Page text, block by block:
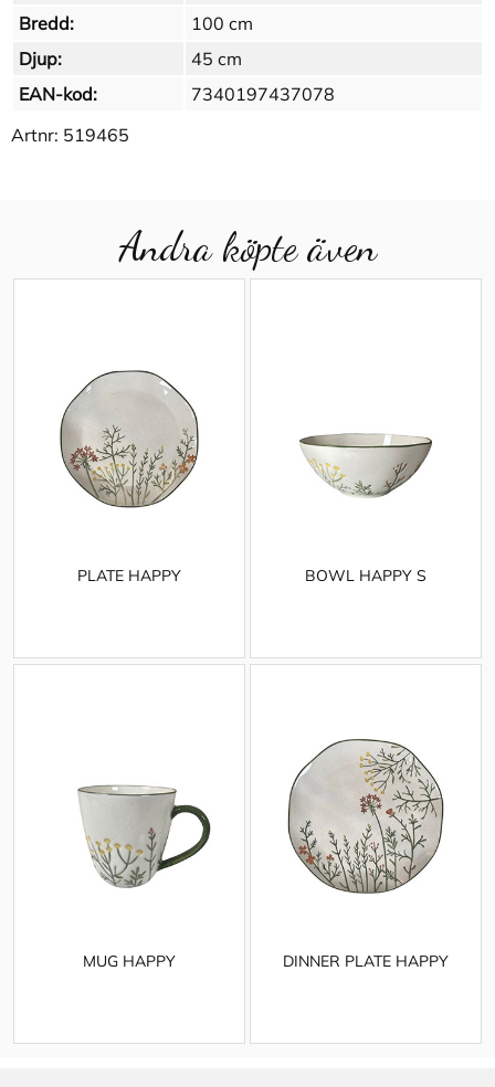
Bredd:
100 cm
Djup:
45 cm
EAN-kod:
7340197437078
Artnr: 519465
Andra köpte även
PLATE HAPPY BOWL HAPPY S
MUG HAPPY DINNER PLATE HAPPY